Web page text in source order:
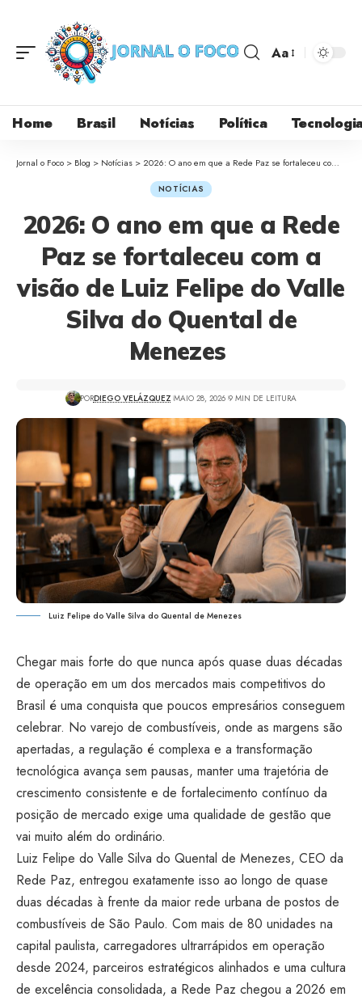
Aa
Home Brasil Notícias Política
Jornal o Foco > Blog > Notícias > 2026: O ano em que a Rede Paz se fortaleceu com a visão de Luiz Felipe do Valle Silva do Quental de Menezes
NOTÍCIAS
2026: O ano em que a Rede
Paz se fortaleceu com a
visão de Luiz Felipe do Valle
Silva do Quental de
Menezes
PORDIEGO VELÁZQUEZ MAIO 28, 2026 9 MIN DE LEITURA
Luiz Felipe do Valle Silva do Quental de Menezes
Chegar mais forte do que nunca após quase duas décadas
de operação em um dos mercados mais competitivos do
Brasil é uma conquista que poucos empresários conseguem
celebrar. No varejo de combustíveis, onde as margens são
apertadas, a regulação é complexa e a transformação
tecnológica avança sem pausas, manter uma trajetória de
crescimento consistente e de fortalecimento contínuo da
posição de mercado exige uma qualidade de gestão que
vai muito além do ordinário.
Luiz Felipe do Valle Silva do Quental de Menezes, CEO da
Rede Paz, entregou exatamente isso ao longo de quase
duas décadas à frente da maior rede urbana de postos de
combustíveis de São Paulo. Com mais de 80 unidades na
capital paulista, carregadores ultrarrápidos em operação
desde 2024, parceiros estratégicos alinhados e uma cultura
de excelência consolidada, a Rede Paz chegou a 2026 em